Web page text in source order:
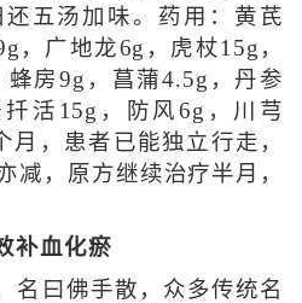
五汤加味。药用：黄芪
，广地龙6g，虎杖15g，
房9g，菖蒲4.5g，丹参
活15g，防风6g，川芎
月，患者已能独立行走，
减，原方继续治疗半月，
补血化瘀
名曰佛手散，众多传统名